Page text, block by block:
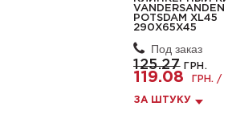
VANDERSANDEN
POTSDAM XL45
290X65X45
Под заказ
125.27ГРН.
119.08 ГРН. /
ЗА ШТУКУ